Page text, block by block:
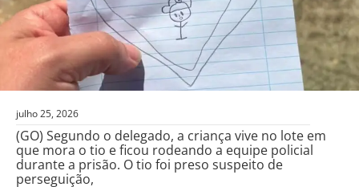
julho 25, 2026
(GO) Segundo o delegado, a criança vive no lote em
que mora o tio e ficou rodeando a equipe policial
durante a prisão. O tio foi preso suspeito de
perseguição,